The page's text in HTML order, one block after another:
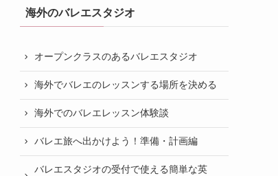
海外のバレエスタジオ
オープンクラスのあるバレエスタジオ
海外でバレエのレッスンする場所を決める
海外でのバレエレッスン体験談
バレエ旅へ出かけよう！準備・計画編
バレエスタジオの受付で使える簡単な英